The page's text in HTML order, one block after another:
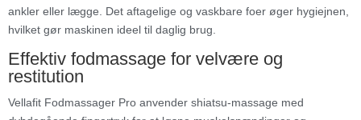
ankler eller lægge. Det aftagelige og vaskbare foer øger hygiejnen,
hvilket gør maskinen ideel til daglig brug.
Effektiv fodmassage for velvære og
restitution
Vellafit Fodmassager Pro anvender shiatsu-massage med